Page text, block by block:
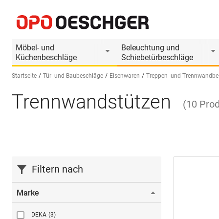
Möbel- und
Küchenbeschläge
Beleuchtung und
Schiebetürbeschläge
Sprache wählen (DE)
Startseite Tür- und Baubeschläge Eisenwaren Treppen- und
Trennwandstützen (10
Filtern nach
Marke
DEKA (3)